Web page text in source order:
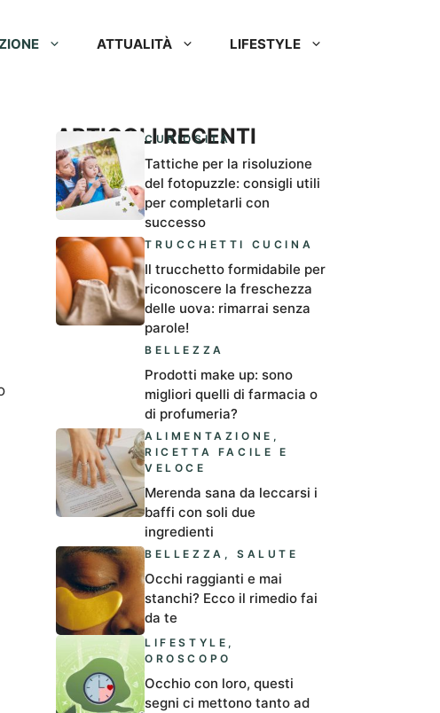
ATTUALITÀ LIFESTYLE
ARTICOLI RECENTI
CURIOSITÀ
Tattiche per la risoluzione
del fotopuzzle: consigli utili
per completarli con
successo
TRUCCHETTI CUCINA
Il trucchetto formidabile per
riconoscere la freschezza
delle uova: rimarrai senza
parole!
BELLEZZA
Prodotti make up: sono
migliori quelli di farmacia o
di profumeria?
ALIMENTAZIONE ,
RICETTA FACILE E
VELOCE
Merenda sana da leccarsi i
baffi con soli due
ingredienti
BELLEZZA ,SALUTE
Occhi raggianti e mai
stanchi? Ecco il rimedio fai
da te
LIFESTYLE ,
OROSCOPO
Occhio con loro, questi
segni ci mettono tanto ad